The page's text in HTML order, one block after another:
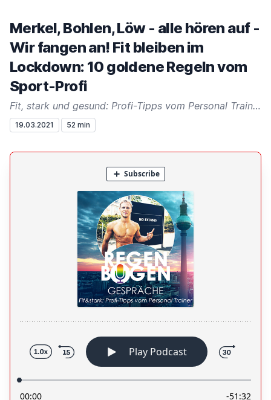
Merkel, Bohlen, Löw - alle hören auf -
Wir fangen an! Fit bleiben im
Lockdown: 10 goldene Regeln vom
Sport-Profi
Fit, stark und gesund: Profi-Tipps vom Personal Trainer Danny Paul Kiel
19.03.2021 52 min